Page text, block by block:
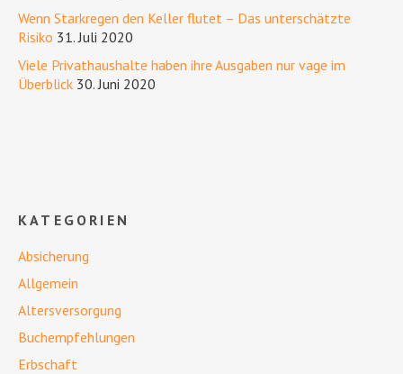
Wenn Starkregen den Keller flutet – Das unterschätzte
Risiko 31. Juli 2020
Viele Privathaushalte haben ihre Ausgaben nur vage im
Überblick 30. Juni 2020
KATEGORIEN
Absicherung
Allgemein
Altersversorgung
Buchempfehlungen
Erbschaft